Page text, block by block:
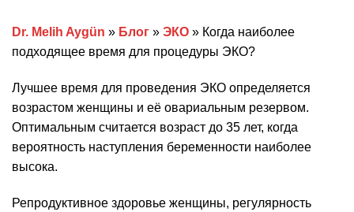
Dr. Melih Aygün » Блог » ЭКО » Когда наиболее
подходящее время для процедуры ЭКО?
Лучшее время для проведения ЭКО определяется
возрастом женщины и её овариальным резервом.
Оптимальным считается возраст до 35 лет, когда
вероятность наступления беременности наиболее
высока.
Репродуктивное здоровье женщины, регулярность